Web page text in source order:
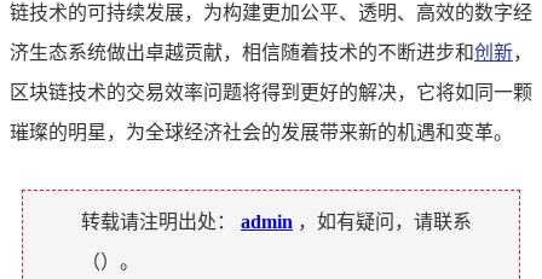
链技术的可持续发展，为构建更加公平、透明、高效的数字经
济生态系统做出卓越贡献，相信随着技术的不断进步和创新，
区块链技术的交易效率问题将得到更好的解决，它将如同一颗
璀璨的明星，为全球经济社会的发展带来新的机遇和变革。
转载请注明出处： admin ，如有疑问，请联系
（）。